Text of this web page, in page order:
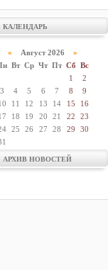
КАЛЕНДАРЬ
« Август 2026 »
Вт Ср Чт Пт Сб Вс
1
2
3
4 5 6 7 8
9
11 12 13 14 15
16
18 19 20 21 22
23
25 26 27 28 29
30
АРХИВ НОВОСТЕЙ